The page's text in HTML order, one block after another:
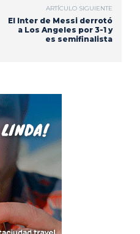
ARTÍCULO SIGUIENTE
El Inter de Messi derrotó
a Los Angeles por 3-1 y
es semifinalista